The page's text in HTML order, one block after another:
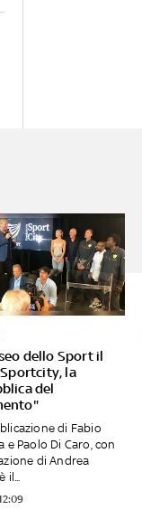
dello Sport il
la
del
di Fabio
e Paolo Di Caro, con
di Andrea
il...